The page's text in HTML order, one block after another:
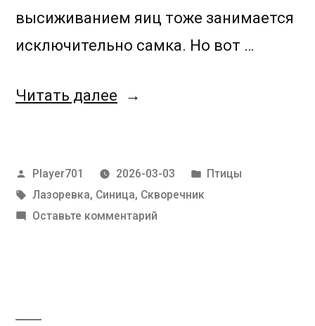
высиживанием яиц тоже занимается
исключительно самка. Но вот …
Читать далее «Убери»
Написано
автором
Player701 2026-03-03
Написано
Птицы
Метки:
Лазоревка, Синица, Скворечник
Оставьте комментарийк